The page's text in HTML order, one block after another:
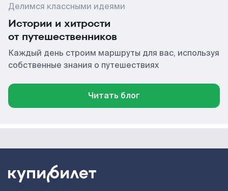
Делимся классными идеями
Истории и хитрости
от путешественников
Каждый день строим маршруты для вас, используя
собственные знания о путешествиях
Читать блог